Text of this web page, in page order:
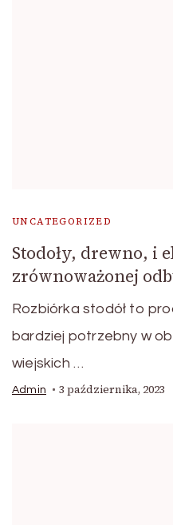
UNCATEGORIZED
Stodoły, drewno, i
zrównoważonej
Rozbiórka stodół to
bardziej potrzebny w
wiejskich …
Admin 3 października, 2023